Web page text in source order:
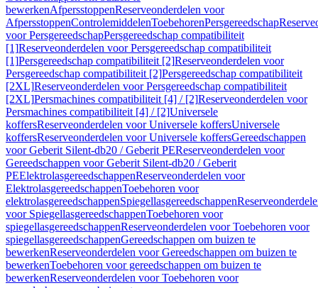
bewerkenAfpersstoppenReserveonderdelen voor
AfpersstoppenControlemiddelenToebehorenPersgereedschap
voor PersgereedschapPersgereedschap compatibiliteit
[1]Reserveonderdelen voor Persgereedschap compatibiliteit
[1]Persgereedschap compatibiliteit [2]Reserveonderdelen voor
Persgereedschap compatibiliteit [2]Persgereedschap compatibiliteit
[2XL]Reserveonderdelen voor Persgereedschap compatibiliteit
[2XL]Persmachines compatibiliteit [4] / [2]Reserveonderdelen voor
Persmachines compatibiliteit [4] / [2]Universele
koffersReserveonderdelen voor Universele koffersUniversele
koffersReserveonderdelen voor Universele koffersGereedschappen
voor Geberit Silent-db20 / Geberit PEReserveonderdelen voor
Gereedschappen voor Geberit Silent-db20 / Geberit
PEElektrolasgereedschappenReserveonderdelen voor
ElektrolasgereedschappenToebehoren voor
elektrolasgereedschappenSpiegellasgereedschappen
voor SpiegellasgereedschappenToebehoren voor
spiegellasgereedschappenReserveonderdelen voor Toebehoren voor
spiegellasgereedschappenGereedschappen om buizen te
bewerkenReserveonderdelen voor Gereedschappen om buizen te
bewerkenToebehoren voor gereedschappen om buizen te
bewerkenReserveonderdelen voor Toebehoren voor